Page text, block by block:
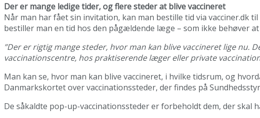
Der er mange ledige tider, og flere steder at blive vaccineret
Når man har fået sin invitation, kan man bestille tid via vacciner.dk
bestiller man en tid hos den pågældende læge – som ikke behøver
”Der er rigtig mange steder, hvor man kan blive vaccineret lige nu.
vaccinationscentre, hos praktiserende læger eller private
Man kan se, hvor man kan blive vaccineret, i hvilke tidsrum, og
Danmarkskortet over vaccinationssteder, der findes på
De såkaldte pop-up-vaccinationssteder er forbeholdt dem, der skal